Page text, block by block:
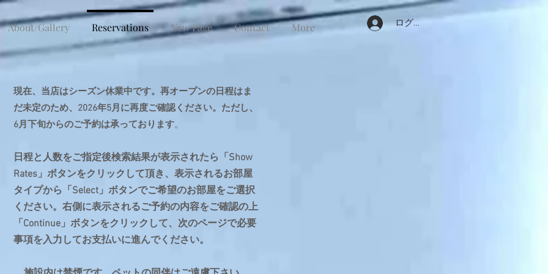
About/Gallery Reservations New Page Contact More ログイン
現在、当店はシーズン休業中です。再オープンの日程はま
だ未定のため、2026年5月に再度ご確認ください。ただし、
6月下旬からのご予約は承っております。
日程と人数をご指定後検索結果が表示されたら「Show
Rates」ボタンをクリックして頂き、表示されるお部屋
タイプから「Select」ボタンでご希望のお部屋をご選択
ください。右側に表示されるご予約の内容をご確認の上
「Continue」ボタンをクリックして、次のページで必要
事項を入力してお支払いに進んでください。